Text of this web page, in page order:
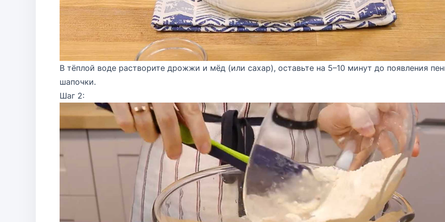
В тёплой воде растворите дрожжи и мёд (или сахар), оставьте на 5–10 минут до появления
шапочки.
Шаг 2: